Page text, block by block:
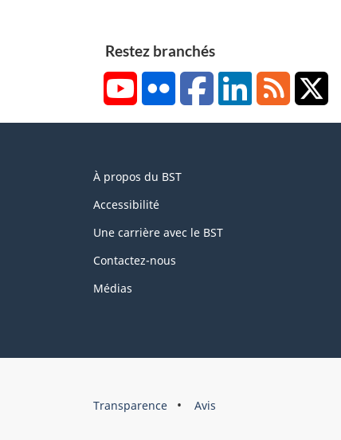
Restez branchés
YouTubeFlickr FacebookLinkedInRSS
this
site
À propos du BST
Accessibilité
Une carrière avec le BST
Contactez-nous
Médias
About
this
Brand
Transparence Avis